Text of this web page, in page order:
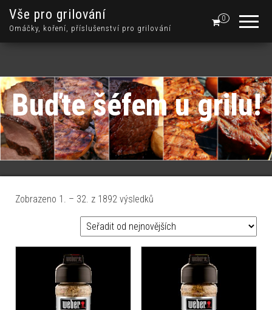
Vše pro grilování
Omáčky, koření, příslušenství pro grilování
0
Buďte šéfem u grilu!
Zobrazeno 1. – 32. z 1892 výsledků